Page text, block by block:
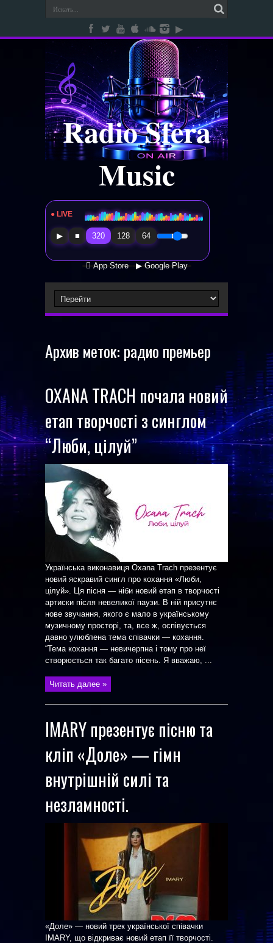
Radio Sfera
Music
● LIVE Radio Sfera Music
▶ ■ 320 128 64
 App Store ▶ Google Play
Архив меток: радио премьер
OXANA TRACH почала новий
етап творчості з синглом
“Люби, цілуй”
Українська виконавиця Oxana Trach презентує
новий яскравий сингл про кохання «Люби,
цілуй». Ця пісня — ніби новий етап в творчості
артиски після невеликої паузи. В ній присутнє
нове звучання, якого є мало в українському
музичному просторі, та, все ж, оспівується
давно улюблена тема співачки — кохання.
“Тема кохання — невичерпна і тому про неї
створюється так багато пісень. Я вважаю, ...
Читать далее »
IMARY презентує пісню та
кліп «Доле» — гімн
внутрішній силі та
незламності.
«Доле» — новий трек української співачки
IMARY, що відкриває новий етап її творчості.